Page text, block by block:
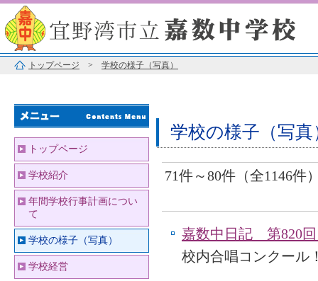
トップページ > 学校の様子（写真）
学校の様子（写真
71件～80件（全1146
嘉数中日記 第820
校内合唱コンクール
トップページ
学校紹介
年間学校行事計画につい
て
学校の様子（写真）
学校経営